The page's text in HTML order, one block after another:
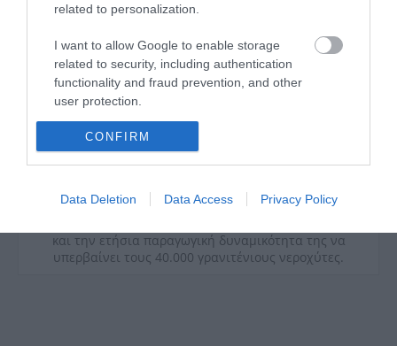
related to personalization.
I want to allow Google to enable storage
related to security, including authentication
functionality and fraud prevention, and other
user protection.
CONFIRM
Data Deletion Data Access Privacy Policy
Πυραμίς Μεταλλουργία ΑΕ
συγκαταλέγεται ανάμεσα στις μεγαλύτερες
εταιρείες παραγωγής ανοξείδωτων νεροχυτών
παγκοσμίως, με δυναμικότητα άνω των 1,500,000
τεμαχίων ετησίως, με έντονη εξαγωγική
δραστηριότητα που καλύπτει το 97% της
συνολικής παραγωγής της.
Βασιζόμενη στο όραμα και την πολυετή της
εμπειρία, ηPyramisπρόσθεσε στην παραγωγική
νεροχυτών. Η νέα μονάδα παραγωγής βρίσκεται
στην βιομηχανική περιοχή του Κιλκίς, με το αρχικό
και την ετήσια παραγωγική δυναμικότητα της να
υπερβαίνει τους 40.000 γρανιτένιους νεροχύτες.